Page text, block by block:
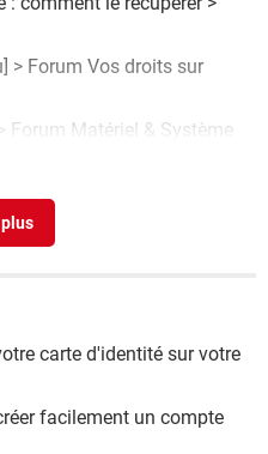
> Forum Vos droits sur
Forum Matériel & Système
Vos droits sur internet
carte d'identité sur votre
facilement un compte